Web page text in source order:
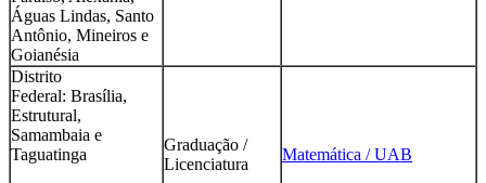
Águas Lindas, Santo
Antônio, Mineiros e
Goianésia
Distrito
Federal: Brasília,
Estrutural,
Samambaia e
Taguatinga
Graduação /
Licenciatura
Matemática / UAB